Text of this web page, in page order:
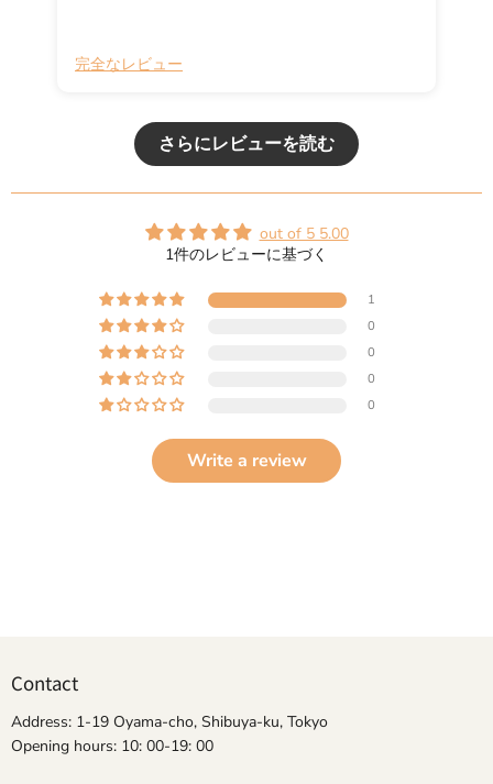
完全なレビュー
さらにレビューを読む
out of 5 5.00
1件のレビューに基づく
1
0
0
0
0
Write a review
Contact
Address: 1-19 Oyama-cho, Shibuya-ku, Tokyo
Opening hours: 10: 00-19: 00